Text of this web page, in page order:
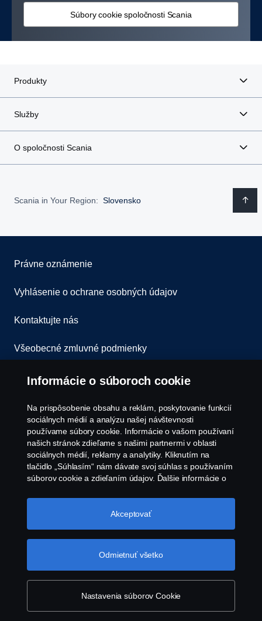
Súbory cookie spoločnosti Scania
Produkty
Služby
O spoločnosti Scania
Scania in Your Region: Slovensko
Právne oznámenie
Vyhlásenie o ochrane osobných údajov
Kontaktujte nás
Všeobecné zmluvné podmienky
Oznámenie porušenia predpisov
Zásady Cookies
Zásady používania súborov cookie spoločnosti
Scania
Scania Slovakia s.r.o., Diaľničná cesta 4570/2A,
903 01 Senec, Slovenská republika, Tel: +421 2
482 08 311
Informácie o súboroch cookie
Na prispôsobenie obsahu a reklám, poskytovanie funkcií
sociálnych médií a analýzu našej návštevnosti
používame súbory cookie. Informácie o vašom používaní
našich stránok zdieľame s našimi partnermi v oblasti
sociálnych médií, reklamy a analytiky. Kliknutím na
tlačidlo „Súhlasím“ nám dávate svoj súhlas s používaním
súborov cookie a zdieľaním údajov. Ďalšie informácie o
o súboroch cookie, ktorú nájdete kliknutím na odkaz za
týmto textom. Svoje súbory cookie môžete spravovať tiež
Nastavenia súborov Cookie
Odmietnuť všetko
Akceptovať